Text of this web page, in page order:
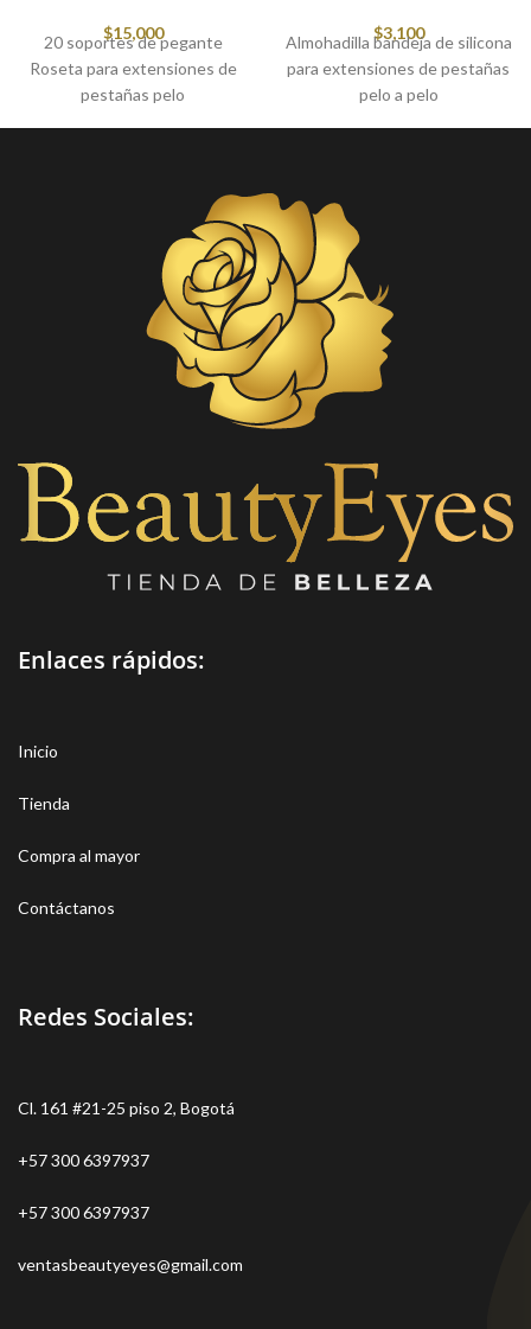
$15,000
20 soportes de pegante
Roseta para extensiones de
pestañas pelo
$3,100
Almohadilla bandeja de silicona
para extensiones de pestañas
pelo a pelo
Enlaces rápidos:
Inicio
Tienda
Compra al mayor
Contáctanos
Redes Sociales:
Cl. 161 #21-25 piso 2, Bogotá
+57 300 6397937
+57 300 6397937
ventasbeautyeyes@gmail.com